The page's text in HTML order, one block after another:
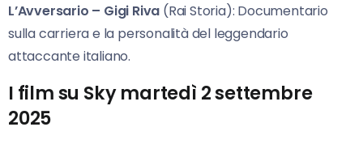
L’Avversario – Gigi Riva (Rai Storia): Documentario
sulla carriera e la personalità del leggendario
attaccante italiano.
I film su Sky martedì 2 settembre
2025